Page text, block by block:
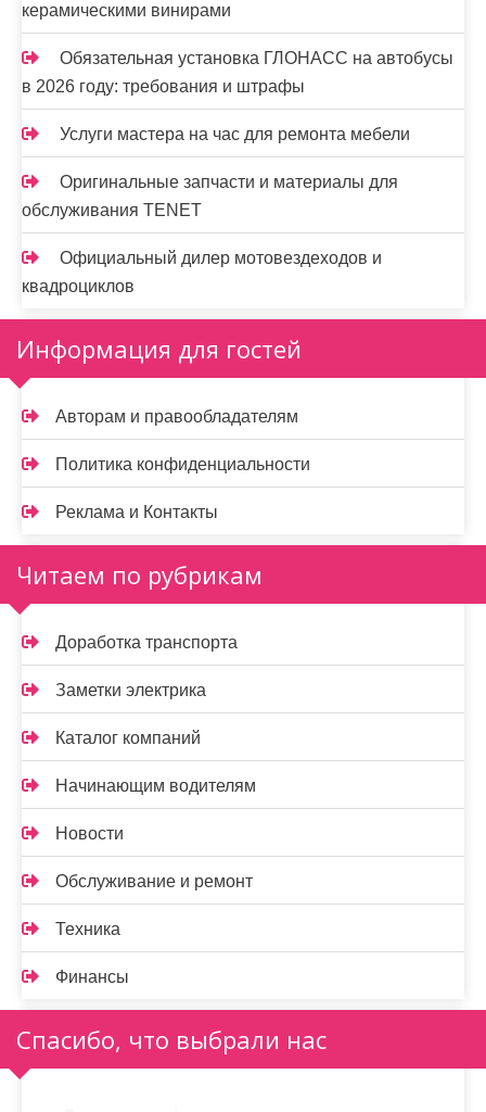
керамическими винирами
Обязательная установка ГЛОНАСС на автобусы
в 2026 году: требования и штрафы
Услуги мастера на час для ремонта мебели
Оригинальные запчасти и материалы для
обслуживания TENET
Официальный дилер мотовездеходов и
квадроциклов
Информация для гостей
Авторам и правообладателям
Политика конфиденциальности
Реклама и Контакты
Читаем по рубрикам
Доработка транспорта
Заметки электрика
Каталог компаний
Начинающим водителям
Новости
Обслуживание и ремонт
Техника
Финансы
Спасибо, что выбрали нас